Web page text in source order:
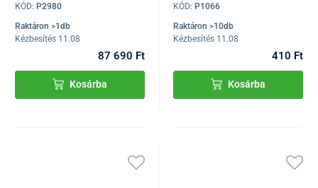
KÓD: P2980
Raktáron >1db
Kézbesítés 11.08
87 690 Ft
Kosárba
KÓD:P1066
Raktáron >10db
Kézbesítés 11.08
410 Ft
Kosárba